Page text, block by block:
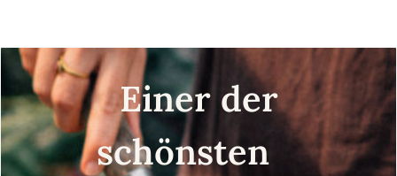
Einer der
schönsten